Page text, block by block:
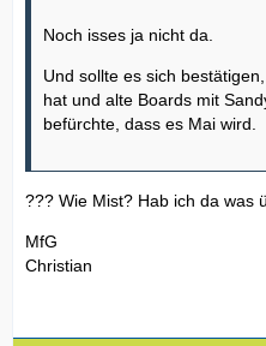
Noch isses ja nicht da.
Und sollte es sich
hat und alte Boards mit
befürchte, dass es Mai wird.
??? Wie Mist? Hab ich da was
MfG
Christian